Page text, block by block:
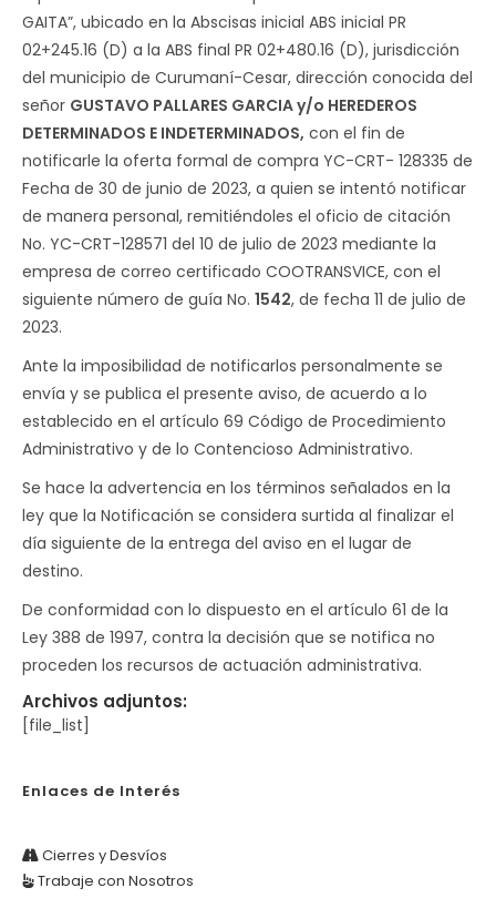
GAITA”, ubicado en la Abscisas inicial ABS inicial PR
02+245.16 (D) a la ABS final PR 02+480.16 (D), jurisdicción
del municipio de Curumaní-Cesar, dirección conocida del
señor GUSTAVO PALLARES GARCIA y/o HEREDEROS
DETERMINADOS E INDETERMINADOS, con el fin de
notificarle la oferta formal de compra YC-CRT- 128335 de
Fecha de 30 de junio de 2023, a quien se intentó notificar
de manera personal, remitiéndoles el oficio de citación
No. YC-CRT-128571 del 10 de julio de 2023 mediante la
empresa de correo certificado COOTRANSVICE, con el
siguiente número de guía No. 1542, de fecha 11 de julio de
2023.
Ante la imposibilidad de notificarlos personalmente se
envía y se publica el presente aviso, de acuerdo a lo
establecido en el artículo 69 Código de Procedimiento
Administrativo y de lo Contencioso Administrativo.
Se hace la advertencia en los términos señalados en la
ley que la Notificación se considera surtida al finalizar el
día siguiente de la entrega del aviso en el lugar de
destino.
De conformidad con lo dispuesto en el artículo 61 de la
Ley 388 de 1997, contra la decisión que se notifica no
proceden los recursos de actuación administrativa.
Archivos adjuntos:
[file_list]
Enlaces de Interés
Cierres y Desvíos
Trabaje con Nosotros